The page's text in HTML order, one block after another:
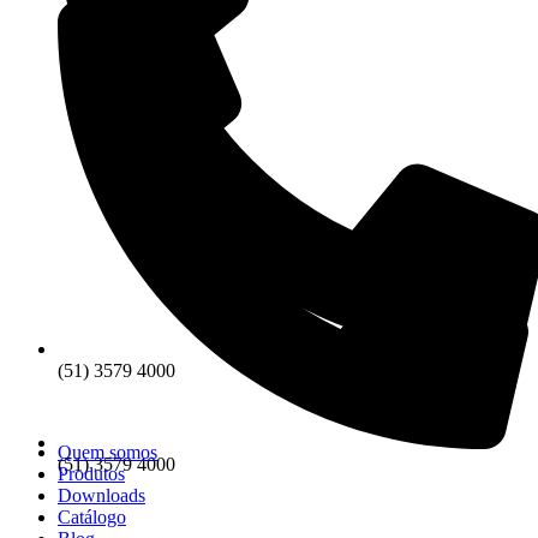
(51) 3579 4000
(51) 3579 4000
Quem somos
Produtos
Downloads
Catálogo